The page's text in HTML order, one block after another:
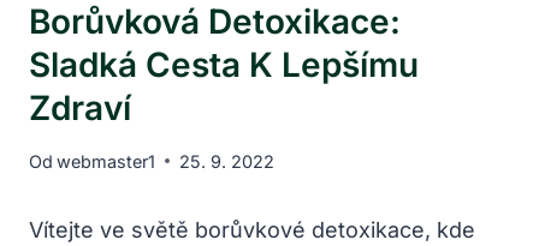
Borůvková Detoxikace:
Sladká Cesta K Lepšímu
Zdraví
Od webmaster1 25. 9. 2022
Vítejte ve světě ⁣borůvkové detoxikace, kde